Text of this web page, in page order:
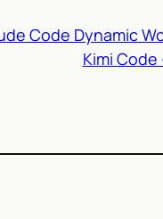
Code Dynamic
Kimi Code